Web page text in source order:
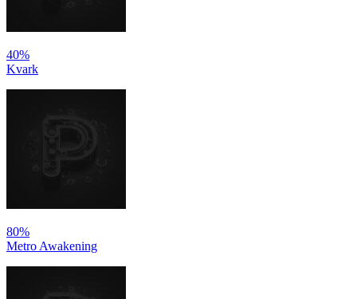
40%
Kvark
80%
Metro Awakening